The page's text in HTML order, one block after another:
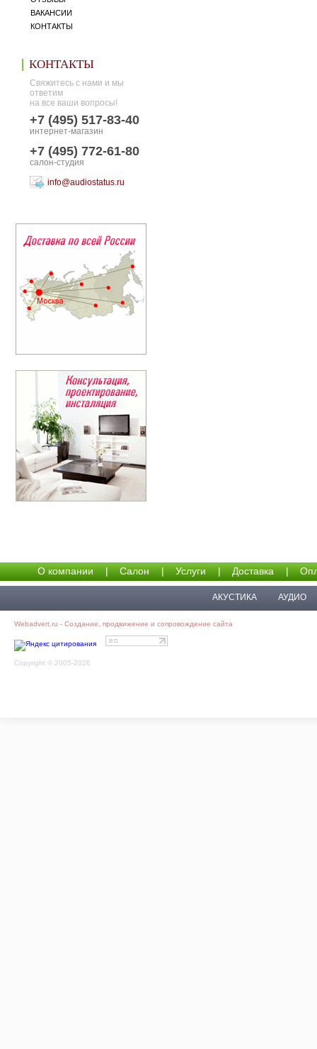
ВАКАНСИИ
КОНТАКТЫ
КОНТАКТЫ
Свяжитесь с нами и мы
ответим
на все ваши вопросы!
+7 (495) 517-83-40
интернет-магазин
+7 (495) 772-61-80
салон-студия
info@audiostatus.ru
О компании | Салон | Услуги | Доставка |
АКУСТИКА АУДИО
Webadvert.ru - Создание, продвижение и сопровождение сайта
Copyright © 2005-2026